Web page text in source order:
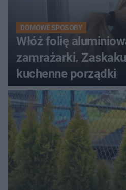
DOMOWE SPOSOBY
Włóż folię
zamrażarki.
kuchenne porządki